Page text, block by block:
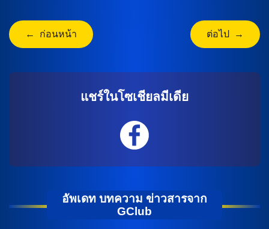
← ก่อนหน้า ต่อไป →
แชร์ในโซเชียลมีเดีย
อัพเดท บทความ ข่าวสารจาก
GClub